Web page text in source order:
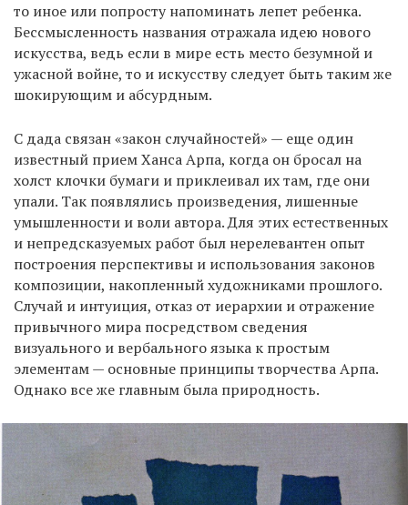
то иное или попросту напоминать лепет ребенка.
Бессмысленность названия отражала идею нового
искусства, ведь если в мире есть место безумной и
ужасной войне, то и искусству следует быть таким же
шокирующим и абсурдным.
С дада связан «закон случайностей» — еще один
известный прием Ханса Арпа, когда он бросал на
холст клочки бумаги и приклеивал их там, где они
упали. Так появлялись произведения, лишенные
умышленности и воли автора. Для этих естественных
и непредсказуемых работ был нерелевантен опыт
построения перспективы и использования законов
композиции, накопленный художниками прошлого.
Случай и интуиция, отказ от иерархии и отражение
привычного мира посредством сведения
визуального и вербального языка к простым
элементам — основные принципы творчества Арпа.
Однако все же главным была природность.